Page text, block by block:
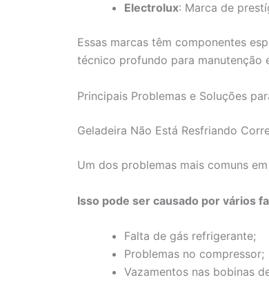
Electrolux: Marca de
Essas marcas têm componentes
técnico profundo para manutenção
Principais Problemas e Soluções
Geladeira Não Está Resfriando
Um dos problemas mais comuns
Isso pode ser causado por vários
Falta de gás refrigerante;
Problemas no compressor;
Vazamentos nas bobinas